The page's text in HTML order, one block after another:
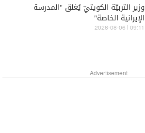
وزير التربيّة الكويتيّ يُغلق "المدرسة
الإيرانية الخاصة"
09:11 | 2026-08-06
Advertisement